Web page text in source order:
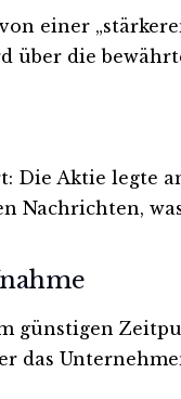
einer
über die
Aktie legte
Nachrichten,
günstigen
das